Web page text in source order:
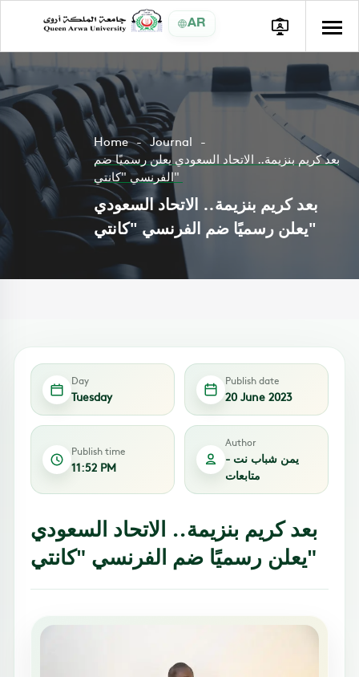
AR
Home
Journal
بعد كريم بنزيمة.. الاتحاد السعودي يعلن رسميًا ضم
الفرنسي "كانتي"
بعد كريم بنزيمة.. الاتحاد السعودي
يعلن رسميًا ضم الفرنسي "كانتي"
Day
Tuesday
Publish date
20 June 2023
Publish time
11:52 PM
Author
يمن شباب نت -
متابعات
بعد كريم بنزيمة.. الاتحاد السعودي
يعلن رسميًا ضم الفرنسي "كانتي"